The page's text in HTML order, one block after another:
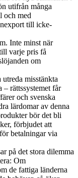
utifrån många
och med
till icke-
Inte minst när
varje pris få
om
misstänkta
rättssystemet får
och svenska
lärdomar av denna
bör det bli
förbjudet att
betalningar via
på det stora dilemma
Om
de fattiga länderna